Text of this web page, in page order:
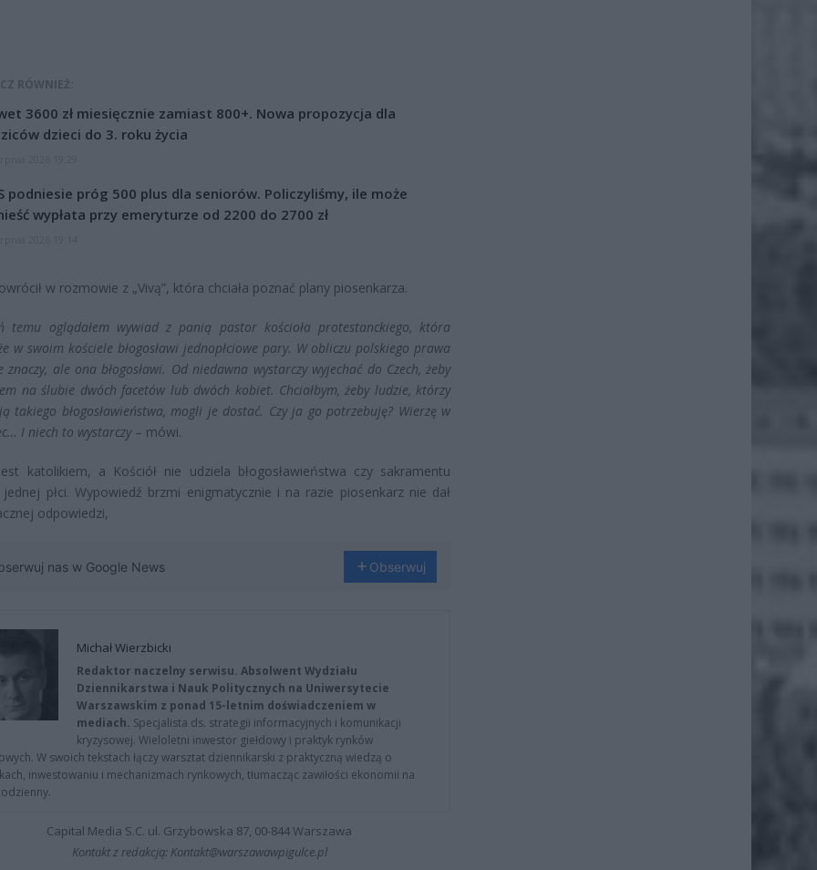
RÓWNIEŻ:
3600 zł miesięcznie zamiast 800+. Nowa propozycja dla
dzieci do 3. roku życia
podniesie próg 500 plus dla seniorów. Policzyliśmy, ile może
wypłata przy emeryturze od 2200 do 2700 zł
w rozmowie z „Vivą”, która chciała poznać plany piosenkarza.
temu oglądałem wywiad z panią pastor kościoła protestanckiego, która
w swoim kościele błogosławi jednopłciowe pary. W obliczu polskiego prawa
ale ona błogosławi. Od niedawna wystarczy wyjechać do Czech, żeby
na ślubie dwóch facetów lub dwóch kobiet. Chciałbym, żeby ludzie, którzy
takiego błogosławieństwa, mogli je dostać. Czy ja go potrzebuję? Wierzę w
I niech to wystarczy– mówi.
katolikiem, a Kościół nie udziela błogosławieństwa czy sakramentu
płci. Wypowiedź brzmi enigmatycznie i na razie piosenkarz nie dał
odpowiedzi,
nas w Google News Obserwuj
Michał Wierzbicki
Redaktor naczelny serwisu. Absolwent Wydziału
Dziennikarstwa i Nauk Politycznych na Uniwersytecie
Warszawskim z ponad 15-letnim doświadczeniem w
mediach. Specjalista ds. strategii informacyjnych i komunikacji
kryzysowej. Wieloletni inwestor giełdowy i praktyk rynków
W swoich tekstach łączy warsztat dziennikarski z praktyczną wiedzą o
inwestowaniu i mechanizmach rynkowych, tłumacząc zawiłości ekonomii na
Capital Media S.C. ul. Grzybowska 87, 00-844 Warszawa
Kontakt z redakcją: Kontakt@warszawawpigulce.pl